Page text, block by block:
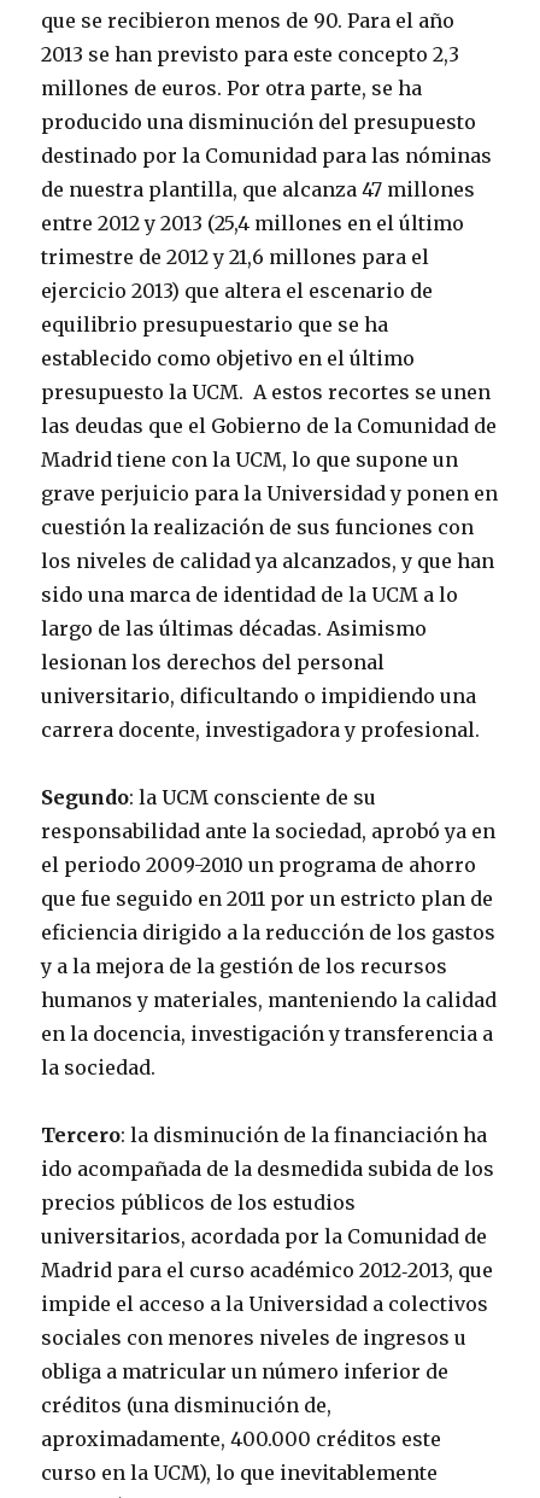
que se recibieron menos de 90. Para el año
2013 se han previsto para este concepto 2,3
millones de euros. Por otra parte, se ha
producido una disminución del presupuesto
destinado por la Comunidad para las nóminas
de nuestra plantilla, que alcanza 47 millones
entre 2012 y 2013 (25,4 millones en el último
trimestre de 2012 y 21,6 millones para el
ejercicio 2013) que altera el escenario de
equilibrio presupuestario que se ha
establecido como objetivo en el último
presupuesto la UCM. A estos recortes se unen
las deudas que el Gobierno de la Comunidad de
Madrid tiene con la UCM, lo que supone un
grave perjuicio para la Universidad y ponen en
cuestión la realización de sus funciones con
los niveles de calidad ya alcanzados, y que han
sido una marca de identidad de la UCM a lo
largo de las últimas décadas. Asimismo
lesionan los derechos del personal
universitario, dificultando o impidiendo una
carrera docente, investigadora y profesional.
Segundo: la UCM consciente de su
responsabilidad ante la sociedad, aprobó ya en
el periodo 2009-2010 un programa de ahorro
que fue seguido en 2011 por un estricto plan de
eficiencia dirigido a la reducción de los gastos
y a la mejora de la gestión de los recursos
humanos y materiales, manteniendo la calidad
en la docencia, investigación y transferencia a
la sociedad.
Tercero: la disminución de la financiación ha
ido acompañada de la desmedida subida de los
precios públicos de los estudios
universitarios, acordada por la Comunidad de
Madrid para el curso académico 2012‐2013, que
impide el acceso a la Universidad a colectivos
sociales con menores niveles de ingresos u
obliga a matricular un número inferior de
créditos (una disminución de,
aproximadamente, 400.000 créditos este
curso en la UCM), lo que inevitablemente